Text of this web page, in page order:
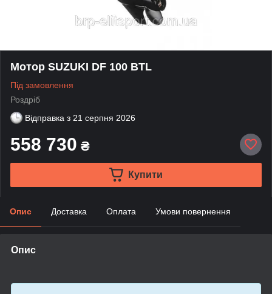
Мотор SUZUKI DF 100 BTL
Під замовлення
Роздріб
Відправка з 21 серпня 2026
558 730 ₴
Купити
Опис Доставка Оплата Умови повернення
Опис